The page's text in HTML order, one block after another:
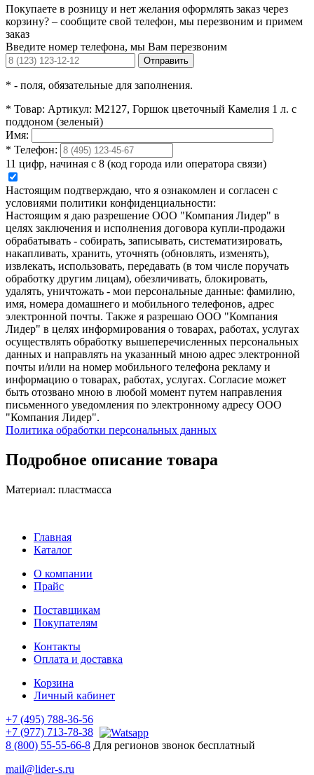
Покупаете в розницу и нет желания оформлять заказ через
корзину? – сообщите свой телефон, мы перезвоним и примем
заказ
Введите номер телефона, мы Вам перезвоним
Отправить
* - поля, обязательные для заполнения.
* Товар: Артикул: М2127, Горшок цветочный Камелия 1 л. с
поддоном (зеленый)
Имя:
* Телефон:
11 цифр, начиная с 8 (код города или оператора связи)
Настоящим подтверждаю, что я ознакомлен и согласен с
условиями политики конфиденциальности:
Настоящим я даю разрешение ООО "Компания Лидер" в
целях заключения и исполнения договора купли-продажи
обрабатывать - собирать, записывать, систематизировать,
накапливать, хранить, уточнять (обновлять, изменять),
извлекать, использовать, передавать (в том числе поручать
обработку другим лицам), обезличивать, блокировать,
удалять, уничтожать - мои персональные данные: фамилию,
имя, номера домашнего и мобильного телефонов, адрес
электронной почты. Также я разрешаю ООО "Компания
Лидер" в целях информирования о товарах, работах, услугах
осуществлять обработку вышеперечисленных персональных
данных и направлять на указанный мною адрес электронной
почты и/или на номер мобильного телефона рекламу и
информацию о товарах, работах, услугах. Согласие может
быть отозвано мною в любой момент путем направления
письменного уведомления по электронному адресу ООО
"Компания Лидер".
Политика обработки персональных данных
Подробное описание товара
Материал: пластмасса
Главная
Каталог
О компании
Прайс
Поставщикам
Покупателям
Контакты
Оплата и доставка
Корзина
Личный кабинет
+7 (495) 788-36-56
+7 (977) 713-78-38
8 (800) 55-55-66-8 Для регионов звонок бесплатный
mail@lider-s.ru